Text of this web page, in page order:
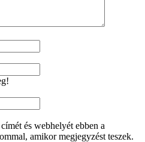
és webhelyét ebben a
amikor megjegyzést teszek.